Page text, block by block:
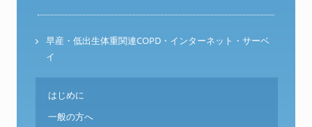
早産・低出生体重関連COPD・インターネット・サーベ
イ
はじめに
一般の方へ